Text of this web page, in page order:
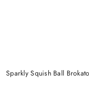
Sparkly Squish Ball